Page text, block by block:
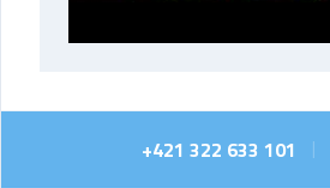
+421 322 633 101